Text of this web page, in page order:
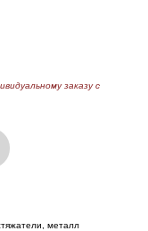
заказу с
металл